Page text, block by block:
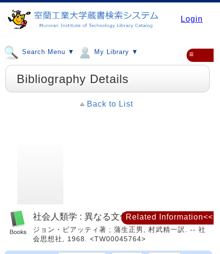
Login
Search Menu ▼ My Library ▼ ≡
Bibliography Details
Back to List
社会人類学 : 異なる文化の論理
ジョン・ビアッティ著 ; 蒲生正男, 村武精一訳. -- 社
会思想社, 1968. <TW00045764>
Related Information<<